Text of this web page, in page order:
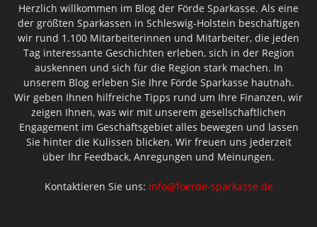
Herzlich willkommen im Blog der Förde Sparkasse. Als eine
der größten Sparkassen in Schleswig-Holstein beschäftigen
wir rund 1.100 Mitarbeiterinnen und Mitarbeiter, die jeden
Tag interessante Geschichten erleben, sich in der Region
auskennen und sich für die Region stark machen. In
unserem Blog erleben Sie Ihre Förde Sparkasse hautnah.
Wir geben Ihnen hilfreiche Tipps rund um Ihre Finanzen, wir
zeigen Ihnen, was wir mit unserem gesellschaftlichen
Engagement im Geschäftsgebiet alles bewegen und lassen
Sie hinter die Kulissen blicken. Wir freuen uns jederzeit
über Ihr Feedback, Anregungen und Meinungen.
Kontaktieren Sie uns: info@foerde-sparkasse.de